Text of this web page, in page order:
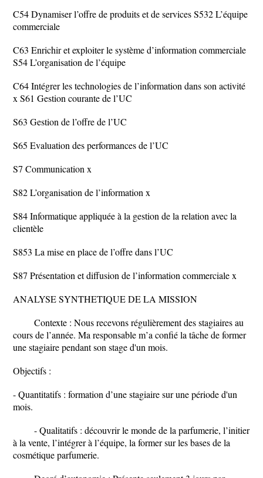
C54 Dynamiser l’offre de produits et de services S532 L’équipe
commerciale
C63 Enrichir et exploiter le système d’information commerciale
S54 L’organisation de l’équipe
C64 Intégrer les technologies de l’information dans son activité
x S61 Gestion courante de l’UC
S63 Gestion de l’offre de l’UC
S65 Evaluation des performances de l’UC
S7 Communication x
S82 L’organisation de l’information x
S84 Informatique appliquée à la gestion de la relation avec la
clientèle
S853 La mise en place de l’offre dans l’UC
S87 Présentation et diffusion de l’information commerciale x
ANALYSE SYNTHETIQUE DE LA MISSION
Contexte : Nous recevons régulièrement des stagiaires au
cours de l’année. Ma responsable m’a confié la tâche de former
une stagiaire pendant son stage d'un mois.
Objectifs :
- Quantitatifs : formation d’une stagiaire sur une période d'un
mois.
- Qualitatifs : découvrir le monde de la parfumerie, l’initier
à la vente, l’intégrer à l’équipe, la former sur les bases de la
cosmétique parfumerie.